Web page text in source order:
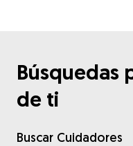
Búsquedas
de ti
Buscar Cuidadores